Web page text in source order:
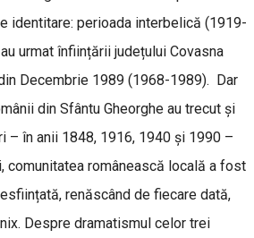
identitare: perioada interbelică (1919-
urmat înființării județului Covasna
Decembrie 1989 (1968-1989). Dar
din Sfântu Gheorghe au trecut și
– în anii 1848, 1916, 1940 și 1990 –
comunitatea românească locală a fost
renăscând de fiecare dată,
Despre dramatismul celor trei